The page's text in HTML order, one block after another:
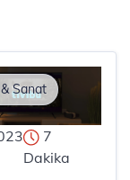
7
Dakika
Sanat